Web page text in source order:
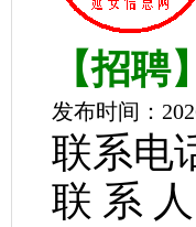
【招
发布时间：
联系电
联 系